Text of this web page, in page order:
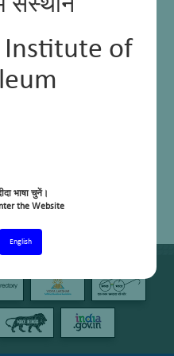
संस्थान
Institute of
भाषा चुनें।
the Website
English